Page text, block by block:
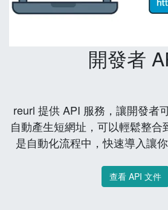
開發者
reurl 提供 API 服務，讓開發者
自動產生短網址，可以輕鬆整
是自動化流程中，快速導入讓
查看 API 文件